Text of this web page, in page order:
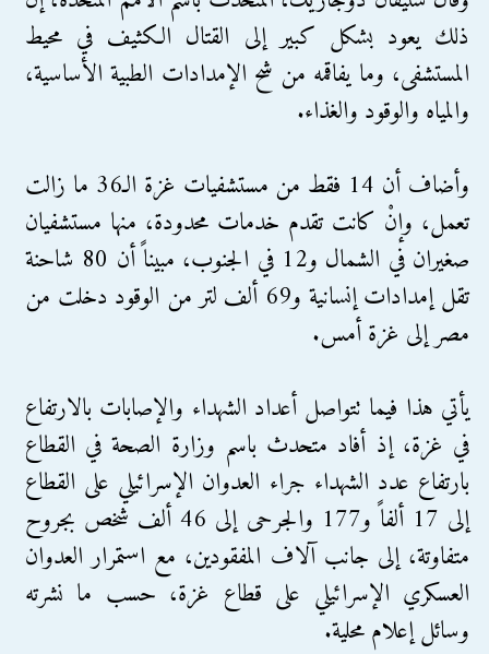
ذلك يعود بشكل كبير إلى القتال الكثيف في محيط
المستشفى، وما يفاقمه من شح الإمدادات الطبية الأساسية،
والمياه والوقود والغذاء.
وأضاف أن 14 فقط من مستشفيات غزة الـ36 ما زالت
تعمل، وإنْ كانت تقدم خدمات محدودة، منها مستشفيان
صغيران في الشمال و12 في الجنوب، مبيناً أن 80 شاحنة
تقل إمدادات إنسانية و69 ألف لتر من الوقود دخلت من
مصر إلى غزة أمس.
يأتي هذا فيما تتواصل أعداد الشهداء والإصابات بالارتفاع
في غزة، إذ أفاد متحدث باسم وزارة الصحة في القطاع
بارتفاع عدد الشهداء جراء العدوان الإسرائيلي على القطاع
إلى 17 ألفاً و177 والجرحى إلى 46 ألف شخص بجروح
متفاوتة، إلى جانب آلاف المفقودين، مع استمرار العدوان
العسكري الإسرائيلي على قطاع غزة، حسب ما نشرته
وسائل إعلام محلية.